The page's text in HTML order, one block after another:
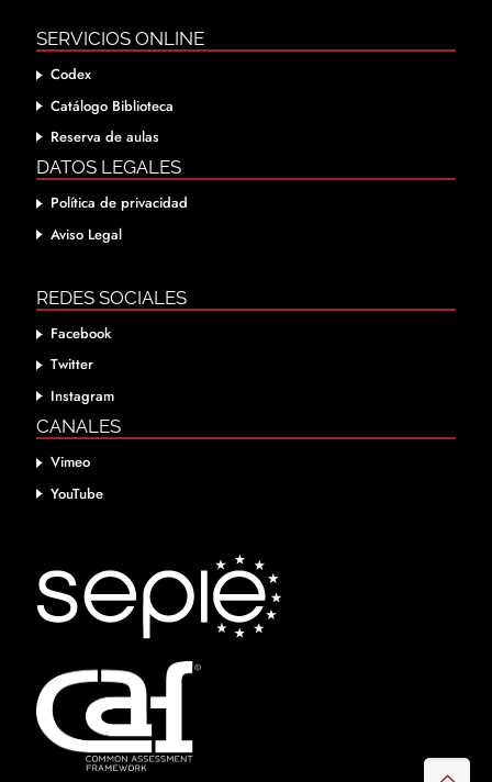
SERVICIOS ONLINE
Codex
Catálogo Biblioteca
Reserva de aulas
DATOS LEGALES
Política de privacidad
Aviso Legal
REDES SOCIALES
Facebook
Twitter
Instagram
CANALES
Vimeo
YouTube